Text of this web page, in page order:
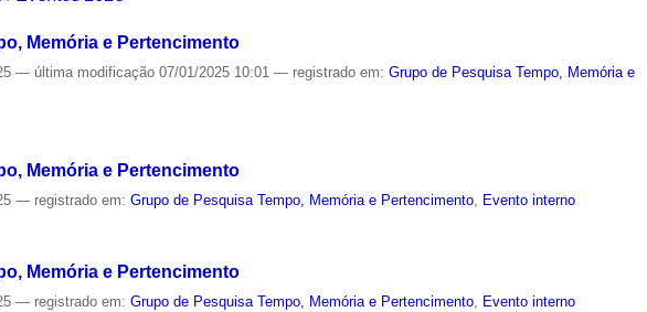
Memória e Pertencimento
— última modificação 07/01/2025 10:01— registrado em:Grupo de Pesquisa Tempo, Memória e
Memória e Pertencimento
— registrado em:Grupo de Pesquisa Tempo, Memória e Pertencimento Evento interno
Memória e Pertencimento
— registrado em:Grupo de Pesquisa Tempo, Memória e Pertencimento, Evento interno